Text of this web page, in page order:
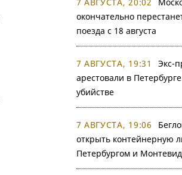
окончательно
поезда с 18 августа
7 АВГУСТА, 19:31
Экс-
арестовали в
убийстве
7 АВГУСТА, 19:06
открыть контейнерную
Петербургом и